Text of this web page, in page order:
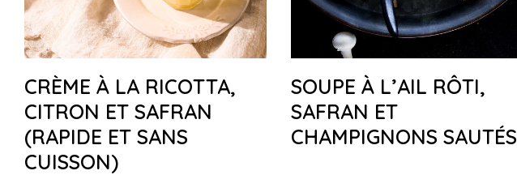
CRÈME À LA RICOTTA,
CITRON ET SAFRAN
(RAPIDE ET SANS
CUISSON)
SOUPE À L’AIL RÔTI,
SAFRAN ET
CHAMPIGNONS SAUTÉS